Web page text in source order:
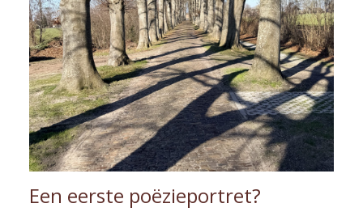
Een eerste poëzieportret?